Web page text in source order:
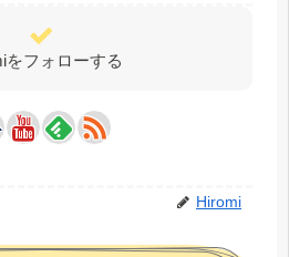
をフォローする
Hiromi